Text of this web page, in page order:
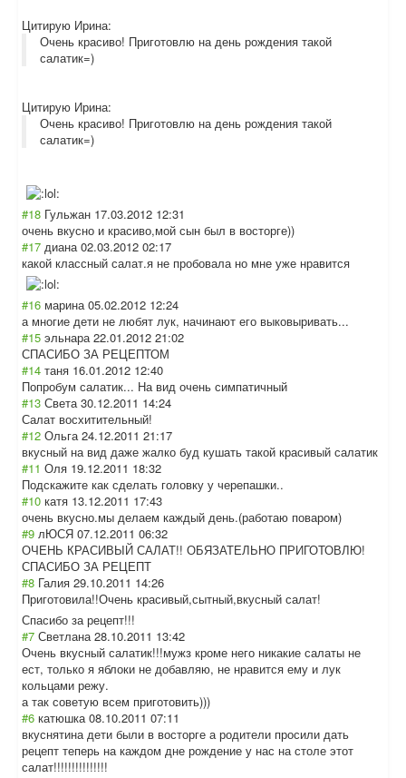
Цитирую Ирина:
Очень красиво! Приготовлю на день рождения такой
салатик=)
Цитирую Ирина:
Очень красиво! Приготовлю на день рождения такой
салатик=)
#18 Гульжан 17.03.2012 12:31
очень вкусно и красиво,мой сын был в восторге))
#17 диана 02.03.2012 02:17
какой классный салат.я не пробовала но мне уже нравится
#16 марина 05.02.2012 12:24
а многие дети не любят лук, начинают его выковыривать...
#15 эльнара 22.01.2012 21:02
СПАСИБО ЗА РЕЦЕПТОМ
#14 таня 16.01.2012 12:40
Попробум салатик... На вид очень симпатичный
#13 Света 30.12.2011 14:24
Салат восхитительный!
#12 Ольга 24.12.2011 21:17
вкусный на вид даже жалко буд кушать такой красивый салатик
#11 Оля 19.12.2011 18:32
Подскажите как сделать головку у черепашки..
#10 катя 13.12.2011 17:43
очень вкусно.мы делаем каждый день.(работаю поваром)
#9 лЮСЯ 07.12.2011 06:32
ОЧЕНЬ КРАСИВЫЙ САЛАТ!! ОБЯЗАТЕЛЬНО ПРИГОТОВЛЮ!
СПАСИБО ЗА РЕЦЕПТ
#8 Галия 29.10.2011 14:26
Приготовила!!Очень красивый,сытный,вкусный салат!
Спасибо за рецепт!!!
#7 Светлана 28.10.2011 13:42
Очень вкусный салатик!!!мужз кроме него никакие салаты не
ест, только я яблоки не добавляю, не нравится ему и лук
кольцами режу.
а так советую всем приготовить)))
#6 катюшка 08.10.2011 07:11
вкуснятина дети были в восторге а родители просили дать
рецепт теперь на каждом дне рождение у нас на столе этот
салат!!!!!!!!!!!!!!!